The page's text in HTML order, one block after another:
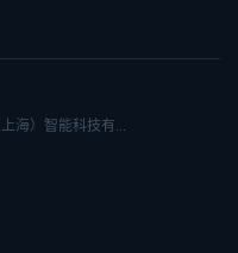
海）智能科技有...